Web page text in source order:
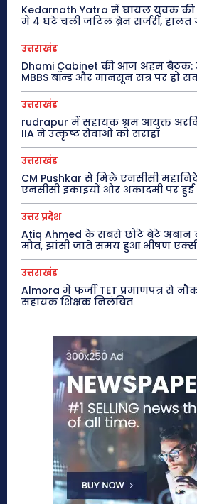
Kedarnath Yatra में घायल युवक की
में 4 घंटे चली जटिल ब्रेन सर्जरी, हालत
उत्तराखंड
Dhami Cabinet की आज अहम बैठक:
MBBS बॉन्ड और मानसून सत्र पर हो
उत्तराखंड
rudrapur में सहायक श्रम आयुक्त
IIA ने उत्कृष्ट सेवाओं को सराहा
उत्तराखंड
CM Pushkar से मिले एनसीसी
एनसीसी इकाइयों और अकादमी पर हुई
उत्तर प्रदेश
Atiq Ahmed के सबसे छोटे बेटे अबान
मौत, झांसी जाते समय हुआ भीषण
उत्तराखंड
Almora में फर्जी TET प्रमाणपत्र से
सहायक शिक्षक निलंबित